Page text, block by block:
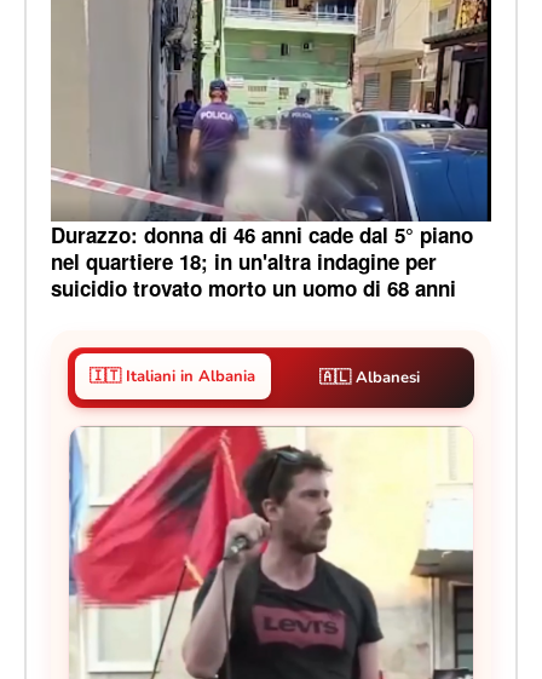
Durazzo: donna di 46 anni cade dal 5° piano
nel quartiere 18; in un'altra indagine per
suicidio trovato morto un uomo di 68 anni
🇮🇹 Italiani in Albania 🇦🇱 Albanesi